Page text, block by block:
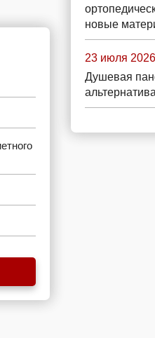
новые
23 июля
Душевая